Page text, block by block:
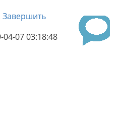
Завершить
04-07 03:18:48